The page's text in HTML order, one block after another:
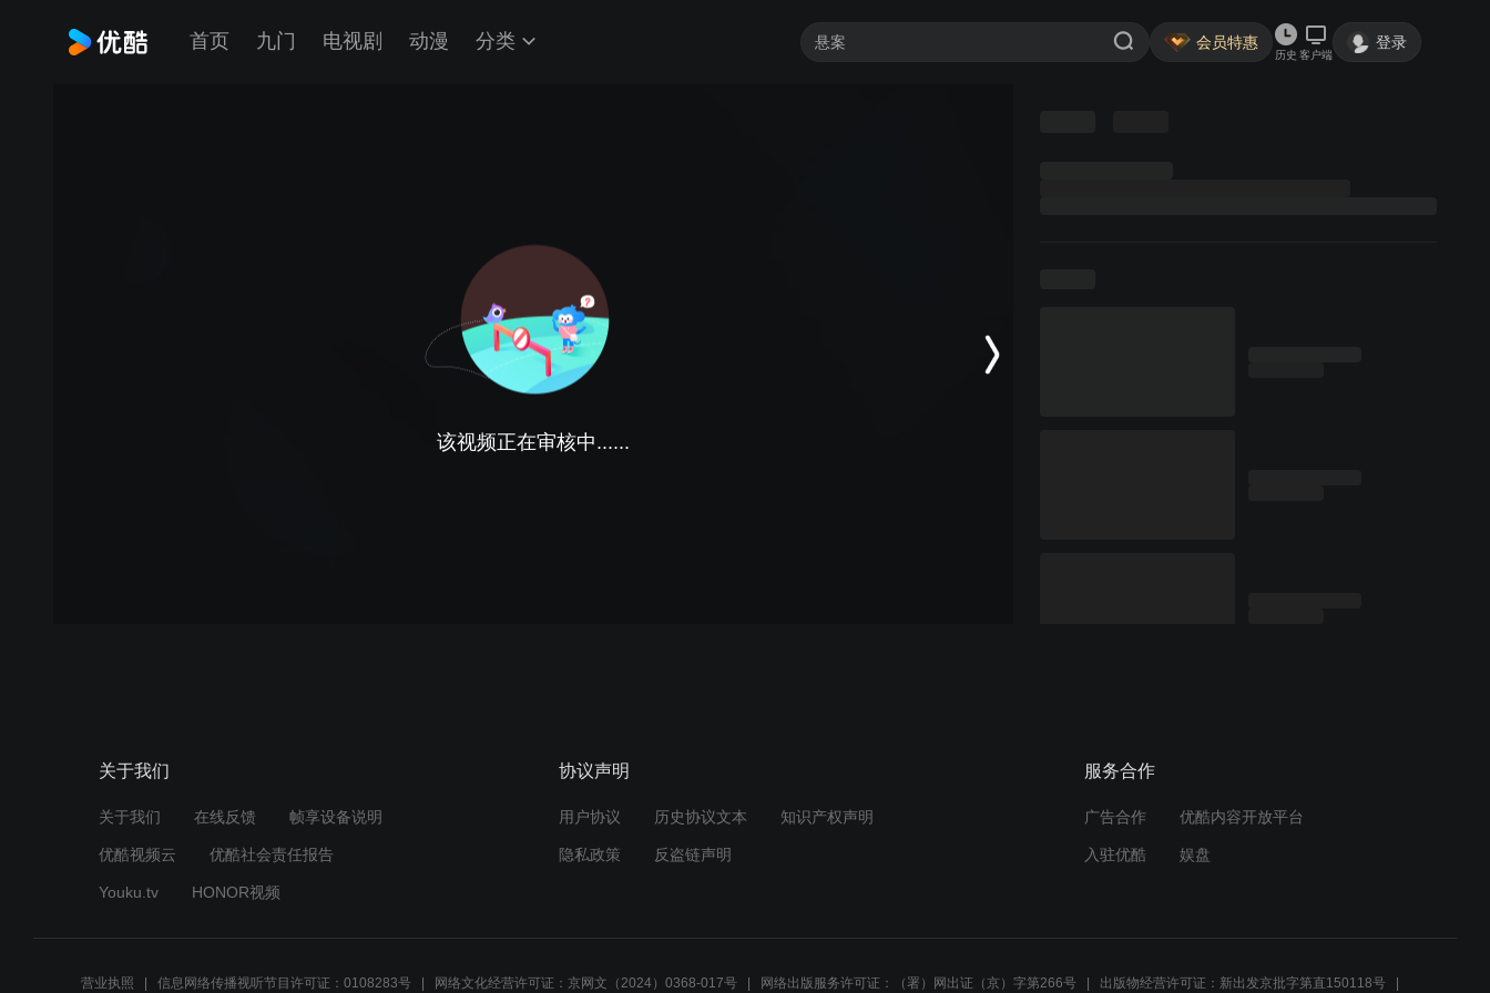
首页 九门 电视剧 动漫 分类 会员特惠
历史 客户端
登录
该视频正在审核中......
关于我们
关于我们 在线反馈 帧享设备说明
优酷视频云 优酷社会责任报告
Youku.tv HONOR视频
协议声明
用户协议 历史协议文本 知识产权声明
隐私政策 反盗链声明
服务合作
广告合作 优酷内容开放平台
入驻优酷 娱盘
营业执照 信息网络传播视听节目许可证：0108283号 网络文化经营许可证：京网文（2024）0368-017号 网络出版服务许可证：（署）网出证（京）字第266号 出版物经营许可证：新出发京批字第直150118号